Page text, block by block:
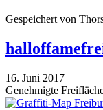
Gespeichert von
16. Juni 2017
Genehmigte